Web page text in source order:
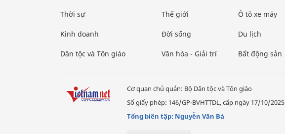
Thời sự
Kinh doanh
Dân tộc và Tôn giáo
Thế giới
Đời sống
Văn hóa - Giải trí
Ô tô xe máy
Du lịch
Bất động sản
Cơ quan chủ quản: Bộ Dân tộc và Tôn giáo
Số giấy phép: 146/GP-BVHTTDL, cấp ngày 17/10/2025
Tổng biên tập: Nguyễn Văn Bá